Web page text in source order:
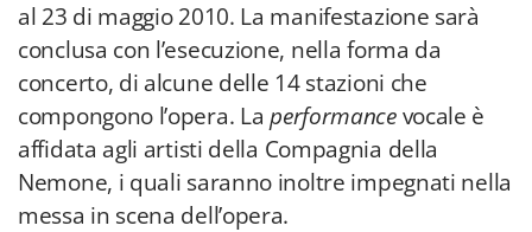
al 23 di maggio 2010. La manifestazione sarà
conclusa con l’esecuzione, nella forma da
concerto, di alcune delle 14 stazioni che
compongono l’opera. Laperformancevocale è
affidata agli artisti della Compagnia della
Nemone, i quali saranno inoltre impegnati nella
messa in scena dell’opera.